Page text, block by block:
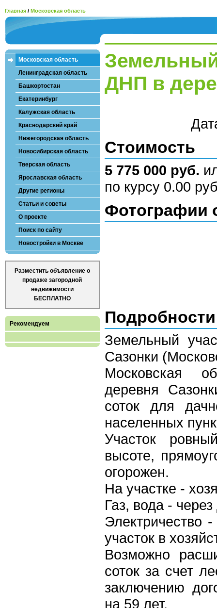
Главная / Московская область
Московская область
Ленинградская область
Башкортостан
Екатеринбург
Калужская область
Краснодарский край
Нижегородская область
Новосибирская область
Тверская область
Ярославская область
Другие регионы
Статьи и советы
О проекте
Поиск по сайту
Новостройки в Москве
Разместить объявление о
продаже загородной
недвижимости
БЕСПЛАТНО
Рекомендуем
Земельный
ДНП в
Стоимость
5 775 000 руб.
по курсу 0.00
Фотографии
Земельный
Сазонки
Московская
деревня
соток для
населенных
Участок
высоте,
огорожен.
На участке -
Газ, вода - через
Электричество
участок в
Возможно
соток за счет
заключению
на 59 лет.